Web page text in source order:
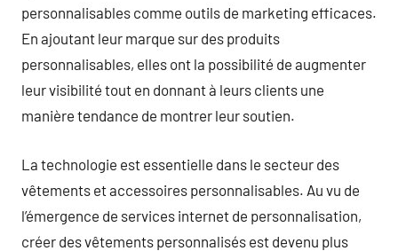
personnalisables comme outils de marketing efficaces.
En ajoutant leur marque sur des produits
personnalisables, elles ont la possibilité de augmenter
leur visibilité tout en donnant à leurs clients une
manière tendance de montrer leur soutien.
La technologie est essentielle dans le secteur des
vêtements et accessoires personnalisables. Au vu de
l’émergence de services internet de personnalisation,
créer des vêtements personnalisés est devenu plus